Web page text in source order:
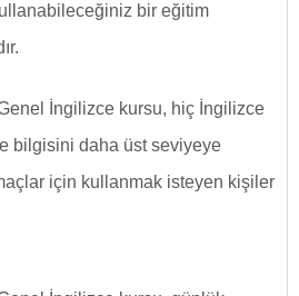
bir eğitim
İngilizce kursu, hiç İngilizce
bilgisini daha üst seviyeye
için kullanmak isteyen kişiler